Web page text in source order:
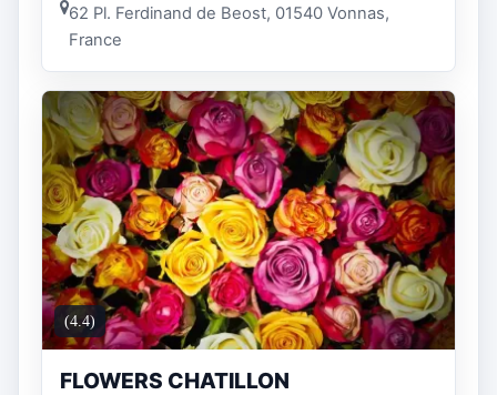
62 Pl. Ferdinand de Beost, 01540 Vonnas,
France
(4.4)
FLOWERS CHATILLON